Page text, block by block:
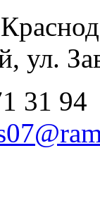
ул.
31 94